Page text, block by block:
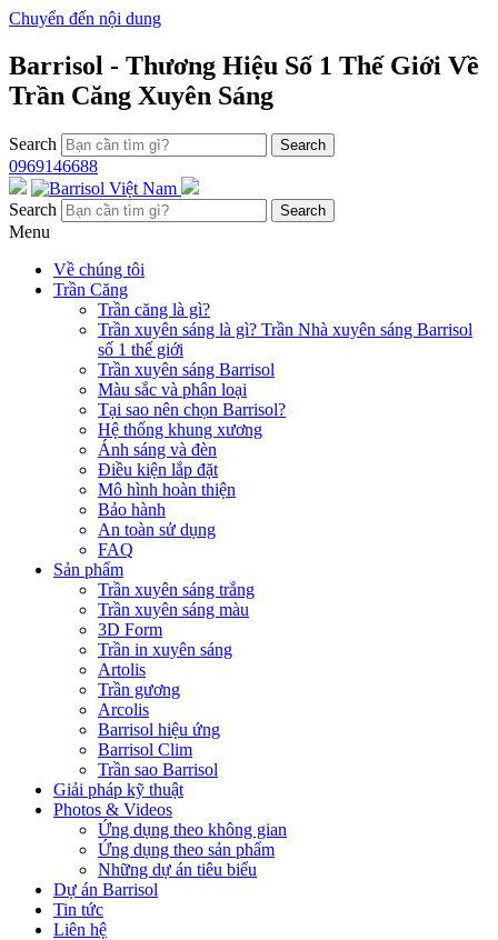
Chuyển đến nội dung
Barrisol - Thương Hiệu Số 1 Thế Giới Về
Trần Căng Xuyên Sáng
Search
0969146688
Search
Menu
Về chúng tôi
Trần Căng
Trần căng là gì?
Trần xuyên sáng là gì? Trần Nhà xuyên sáng Barrisol
số 1 thế giới
Trần xuyên sáng Barrisol
Màu sắc và phân loại
Tại sao nên chọn Barrisol?
Hệ thống khung xương
Ánh sáng và đèn
Điều kiện lắp đặt
Mô hình hoàn thiện
Bảo hành
An toàn sử dụng
FAQ
Sản phẩm
Trần xuyên sáng trắng
Trần xuyên sáng màu
3D Form
Trần in xuyên sáng
Artolis
Trần gương
Arcolis
Barrisol hiệu ứng
Barrisol Clim
Trần sao Barrisol
Giải pháp kỹ thuật
Photos & Videos
Ứng dụng theo không gian
Ứng dụng theo sản phẩm
Những dự án tiêu biểu
Dự án Barrisol
Tin tức
Liên hệ